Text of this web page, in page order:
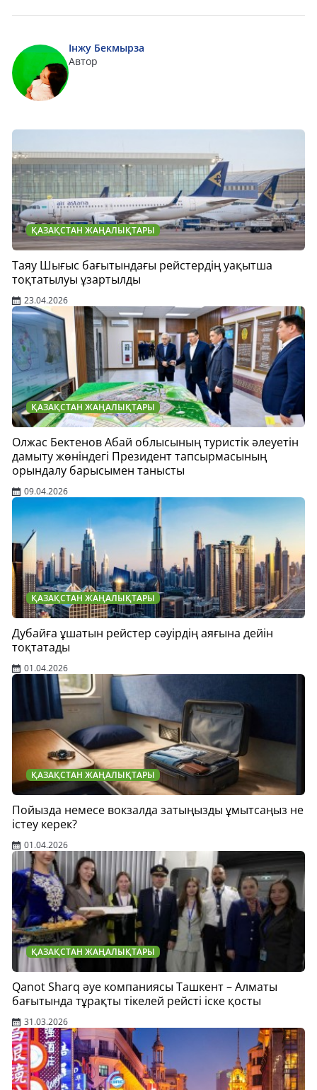
Інжу Бекмырза
Автор
ҚАЗАҚСТАН ЖАҢАЛЫҚТАРЫ
Таяу Шығыс бағытындағы рейстердің уақытша
тоқтатылуы ұзартылды
23.04.2026
ҚАЗАҚСТАН ЖАҢАЛЫҚТАРЫ
Олжас Бектенов Абай облысының туристік әлеуетін
дамыту жөніндегі Президент тапсырмасының
орындалу барысымен танысты
09.04.2026
ҚАЗАҚСТАН ЖАҢАЛЫҚТАРЫ
Дубайға ұшатын рейстер сәуірдің аяғына дейін
тоқтатады
01.04.2026
ҚАЗАҚСТАН ЖАҢАЛЫҚТАРЫ
Пойызда немесе вокзалда затыңызды ұмытсаңыз не
істеу керек?
01.04.2026
ҚАЗАҚСТАН ЖАҢАЛЫҚТАРЫ
Qanot Sharq әуе компаниясы Ташкент – Алматы
бағытында тұрақты тікелей рейсті іске қосты
31.03.2026